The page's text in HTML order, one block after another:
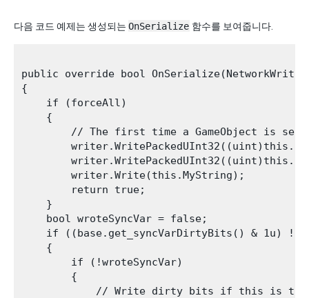
다음 코드 예제는 생성되는 OnSerialize 함수를 보여줍니다.
public override bool
{
    if (forceAll)
    {
// The first time a GameObject is
        writer.Write(this.MyString);
        return true;
    }
    bool wroteSyncVar = false;
if ((base.get_syncVarDirtyBits() & 1u) !=
    {
        if (!wroteSyncVar)
        {
// Write dirty bits if this is